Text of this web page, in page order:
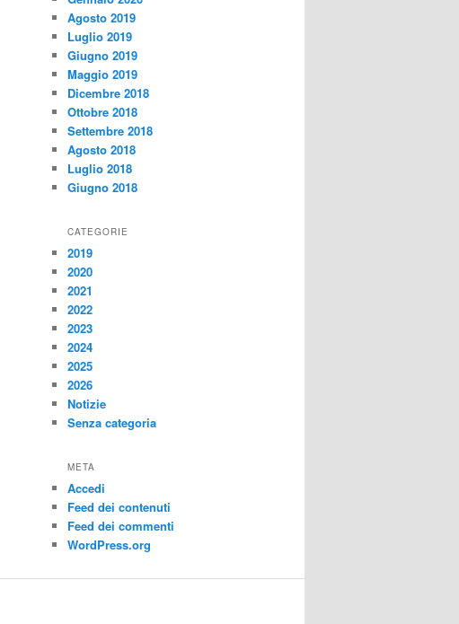
Agosto 2019
Luglio 2019
Giugno 2019
Maggio 2019
Dicembre 2018
Ottobre 2018
Settembre 2018
Agosto 2018
Luglio 2018
Giugno 2018
CATEGORIE
2019
2020
2021
2022
2023
2024
2025
2026
Notizie
Senza categoria
META
Accedi
Feed dei contenuti
Feed dei commenti
WordPress.org